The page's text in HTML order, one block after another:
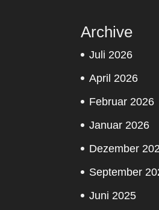
Archive
Juli 2026
April 2026
Februar 2026
Januar 2026
Dezember
September
Juni 2025